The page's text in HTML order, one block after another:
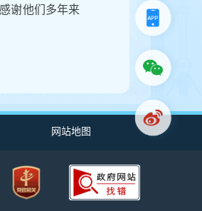
谢他们多年来
网站地图